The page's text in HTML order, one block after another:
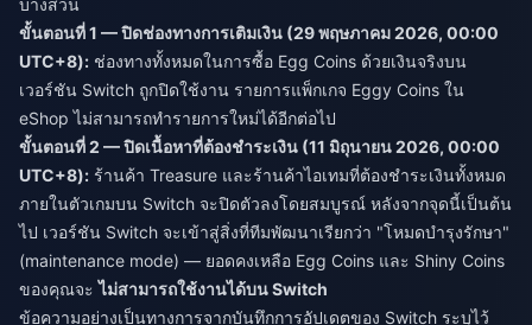
บางส่วน
ขั้นตอนที่ 1 — ปิดช่องทางการเติมเงิน (29 พฤษภาคม 2026, 00:00
UTC+8): ช่องทางทั้งหมดในการซื้อ Egg Coins ด้วยเงินจริงบน
เวอร์ชัน Switch ถูกปิดใช้งาน รายการแพ็กเกจ Eggy Coins ใน
eShop ไม่สามารถทำรายการใหม่ได้อีกต่อไป
ขั้นตอนที่ 2 — ปิดเนื้อหาที่ต้องชำระเงิน (11 มิถุนายน 2026, 00:00
UTC+8): ร้านค้า Treasure และร้านค้าไอเทมที่ต้องชำระเงินทั้งหมด
ภายในตัวเกมบน Switch จะปิดตัวลงโดยสมบูรณ์ หลังจากจุดนี้เป็นต้น
ไป เวอร์ชัน Switch จะเข้าสู่สิ่งที่ทีมพัฒนาเรียกว่า "โหมดบำรุงรักษา"
(maintenance mode) — ยอดคงเหลือ Egg Coins และ Shiny Coins
ของคุณจะไม่สามารถใช้งานได้บน Switch
ข้อความอย่างเป็นทางการจากบันทึกการอัปเดตของ Switch ระบุไว้